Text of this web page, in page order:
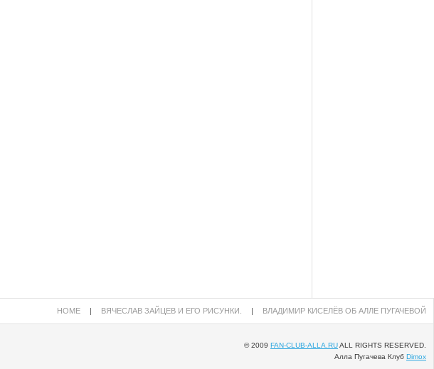
HOME | ВЯЧЕСЛАВ ЗАЙЦЕВ И ЕГО РИСУНКИ. | ВЛАДИМИР КИСЕЛЁВ ОБ АЛЛЕ ПУГАЧЕВОЙ
© 2009 FAN-CLUB-ALLA.RUALL RIGHTS RESERVED.
Алла Пугачева Клуб Dimox